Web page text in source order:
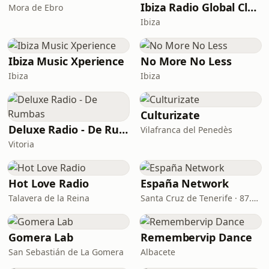
Mora de Ebro Ibiza Radio Global Classics
Ibiza
Ibiza Music Xperience
Ibiza
No More No Less
Ibiza
Deluxe Radio - De Rumbas
Vitoria
Culturizate
Vilafranca del Penedès
Hot Love Radio
Talavera de la Reina
España Network
Santa Cruz de Tenerife · 87.5 FM
Gomera Lab
San Sebastián de La Gomera
Remembervip Dance
Albacete